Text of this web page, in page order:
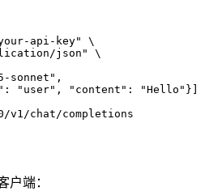
api-key" \
json" \
sonnet",
"user", "content": "Hello"}]
v1/chat/completions
户端：